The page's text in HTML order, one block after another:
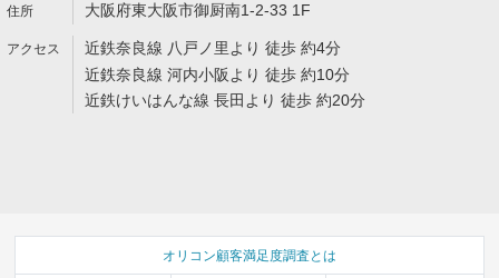
大阪府東大阪市御厨南1-2-33 1F
近鉄奈良線 八戸ノ里より 徒歩 約4分
近鉄奈良線 河内小阪より 徒歩 約10分
近鉄けいはんな線 長田より 徒歩 約20分
オリコン顧客満足度調査とは